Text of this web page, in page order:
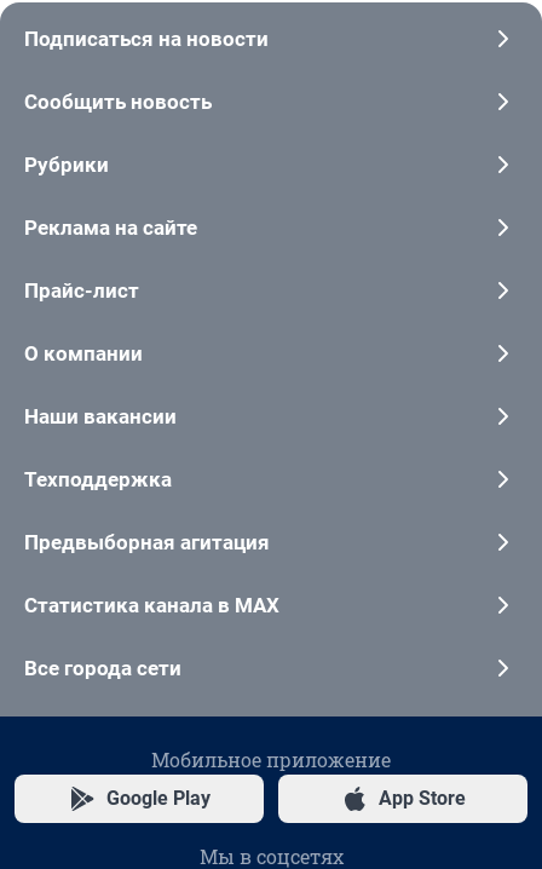
Подписаться на новости
Сообщить новость
Рубрики
Реклама на сайте
Прайс-лист
О компании
Наши вакансии
Техподдержка
Предвыборная агитация
Статистика канала в MAX
Все города сети
Мобильное приложение
Google Play App Store
Мы в соцсетях